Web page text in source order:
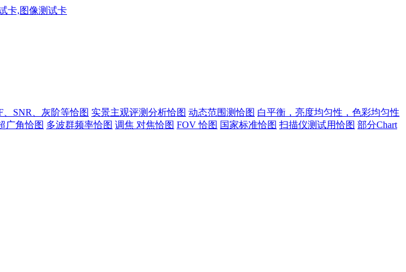
、SNR、灰阶等恰图 实景主观评测分析恰图 动态范围测恰图 白平衡，亮度均匀性，色彩均匀性
广角恰图 多波群频率恰图 调焦 对焦恰图 FOV 恰图 国家标准恰图 扫描仪测试用恰图 部分Chart